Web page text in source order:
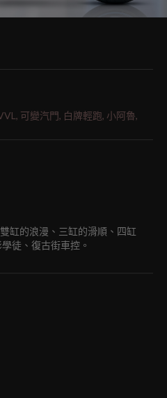
可變汽門, 白牌輕跑, 小阿魯,
缸的浪漫、三缸的滑順、四缸
徒、復古街車控。